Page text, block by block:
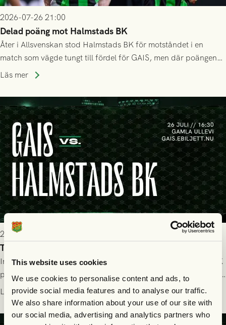
This website uses cookies
We use cookies to personalise content and ads, to
provide social media features and to analyse our traffic.
We also share information about your use of our site with
our social media, advertising and analytics partners who
2026-07-26 21:00
Delad poäng mot Halmstads BK
Åter i Allsvenskan stod Halmstads BK för motståndet i en
match som vägde tungt till fördel för GAIS, men där poängen
delades efter dramatik på tilläggstid.
Läs mer
2026-07-25 19:00
Truppen till GAIS - Halmstads BK 26/7
Imorgon söndag spelar GAIS herrar hemma mot Halmstads BK
på Gamla Ullevi med avspark kl 16.30! Fredrik Holmberg och
ledarstaben har tagit ut följande trupp till matchen:
Läs mer